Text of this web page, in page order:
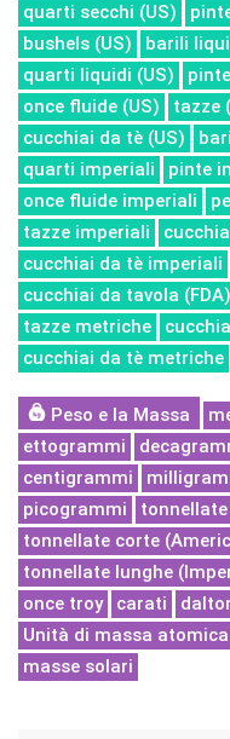
quarti secchi (US)
bushels (US)
barili
quarti liquidi (US)
once fluide (US)
tazze
cucchiai da tè (US)
quarti imperiali
pinte
once fluide imperiali
tazze imperiali
cucchiai da tè imperiali
cucchiai da tavola (FDA)
tazze metriche
cucchiai da tè metriche
Peso e la Massa
ettogrammi
centigrammi
picogrammi
tonnellate corte
tonnellate lunghe
once troy
carati
Unità di massa
masse solari